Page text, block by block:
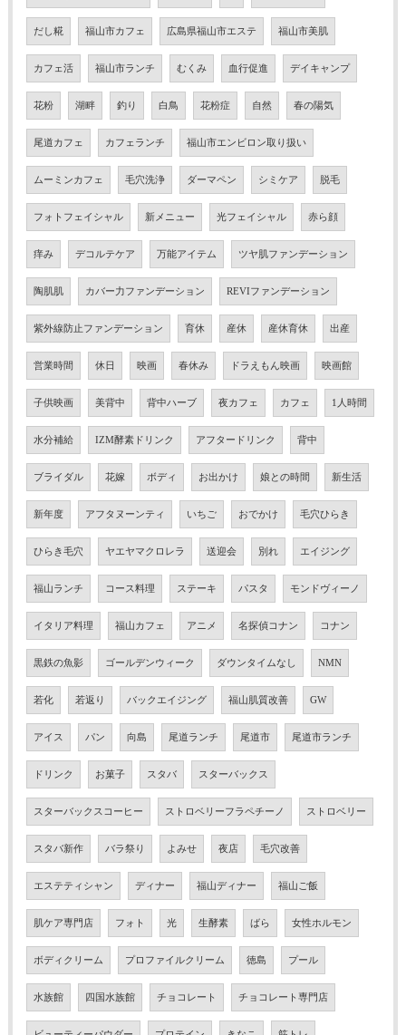
だし糀 福山市カフェ 広島県福山市エステ 福山市美肌
カフェ活 福山市ランチ むくみ 血行促進 デイキャンプ
花粉 湖畔 釣り 白鳥 花粉症 自然 春の陽気
尾道カフェ カフェランチ 福山市エンビロン取り扱い
ムーミンカフェ 毛穴洗浄 ダーマペン シミケア 脱毛
フォトフェイシャル 新メニュー 光フェイシャル 赤ら顔
痒み デコルテケア 万能アイテム ツヤ肌ファンデーション
陶肌肌 カバー力ファンデーション REVIファンデーション
紫外線防止ファンデーション 育休 産休 産休育休 出産
営業時間 休日 映画 春休み ドラえもん映画 映画館
子供映画 美背中 背中ハーブ 夜カフェ カフェ 1人時間
水分補給 IZM酵素ドリンク アフタードリンク 背中
ブライダル 花嫁 ボディ お出かけ 娘との時間 新生活
新年度 アフタヌーンティ いちご おでかけ 毛穴ひらき
ひらき毛穴 ヤエヤマクロレラ 送迎会 別れ エイジング
福山ランチ コース料理 ステーキ パスタ モンドヴィーノ
イタリア料理 福山カフェ アニメ 名探偵コナン コナン
黒鉄の魚影 ゴールデンウィーク ダウンタイムなし NMN
若化 若返り バックエイジング 福山肌質改善 GW
アイス パン 向島 尾道ランチ 尾道市 尾道市ランチ
ドリンク お菓子 スタバ スターバックス
スターバックスコーヒー ストロベリーフラペチーノ ストロベリー
スタバ新作 バラ祭り よみせ 夜店 毛穴改善
エステティシャン ディナー 福山ディナー 福山ご飯
肌ケア専門店 フォト 光 生酵素 ばら 女性ホルモン
ボディクリーム プロファイルクリーム 徳島 プール
水族館 四国水族館 チョコレート チョコレート専門店